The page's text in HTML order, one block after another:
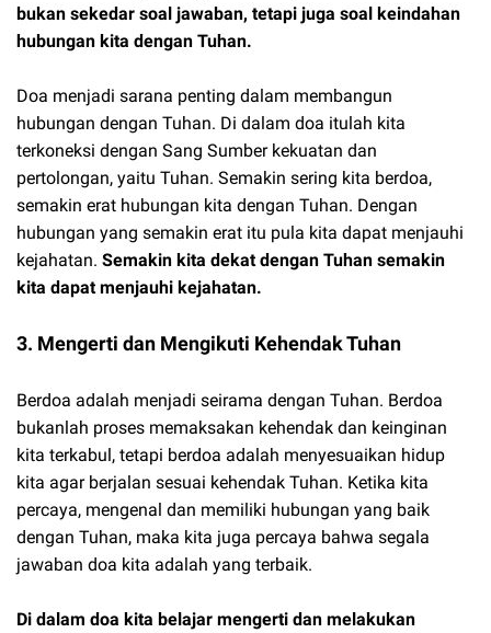
bukan sekedar soal jawaban, tetapi juga soal keindahan
hubungan kita dengan Tuhan.
Doa menjadi sarana penting dalam membangun
hubungan dengan Tuhan. Di dalam doa itulah kita
terkoneksi dengan Sang Sumber kekuatan dan
pertolongan, yaitu Tuhan. Semakin sering kita berdoa,
semakin erat hubungan kita dengan Tuhan. Dengan
hubungan yang semakin erat itu pula kita dapat menjauhi
kejahatan. Semakin kita dekat dengan Tuhan semakin
kita dapat menjauhi kejahatan.
3. Mengerti dan Mengikuti Kehendak Tuhan
Berdoa adalah menjadi seirama dengan Tuhan. Berdoa
bukanlah proses memaksakan kehendak dan keinginan
kita terkabul, tetapi berdoa adalah menyesuaikan hidup
kita agar berjalan sesuai kehendak Tuhan. Ketika kita
percaya, mengenal dan memiliki hubungan yang baik
dengan Tuhan, maka kita juga percaya bahwa segala
jawaban doa kita adalah yang terbaik.
Di dalam doa kita belajar mengerti dan melakukan